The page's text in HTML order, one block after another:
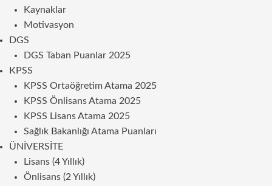
Kaynaklar
Motivasyon
DGS
DGS Taban Puanlar 2025
KPSS
KPSS Ortaöğretim Atama 2025
KPSS Önlisans Atama 2025
KPSS Lisans Atama 2025
Sağlık Bakanlığı Atama Puanları
ÜNIVERSITE
Lisans (4 Yıllık)
Önlisans (2 Yıllık)